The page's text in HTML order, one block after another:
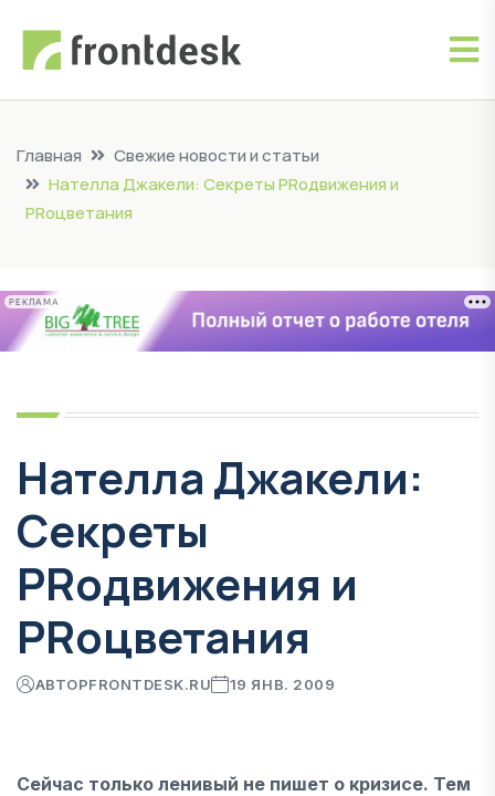
Главная
Свежие новости и статьи
Нателла Джакели: Секреты PRодвижения и
PRоцветания
РЕКЛАМА
Нателла Джакели:
Секреты
PRодвижения и
PRоцветания
АВТОРFRONTDESK.RU 19 ЯНВ. 2009
Сейчас только ленивый не пишет о кризисе. Тем